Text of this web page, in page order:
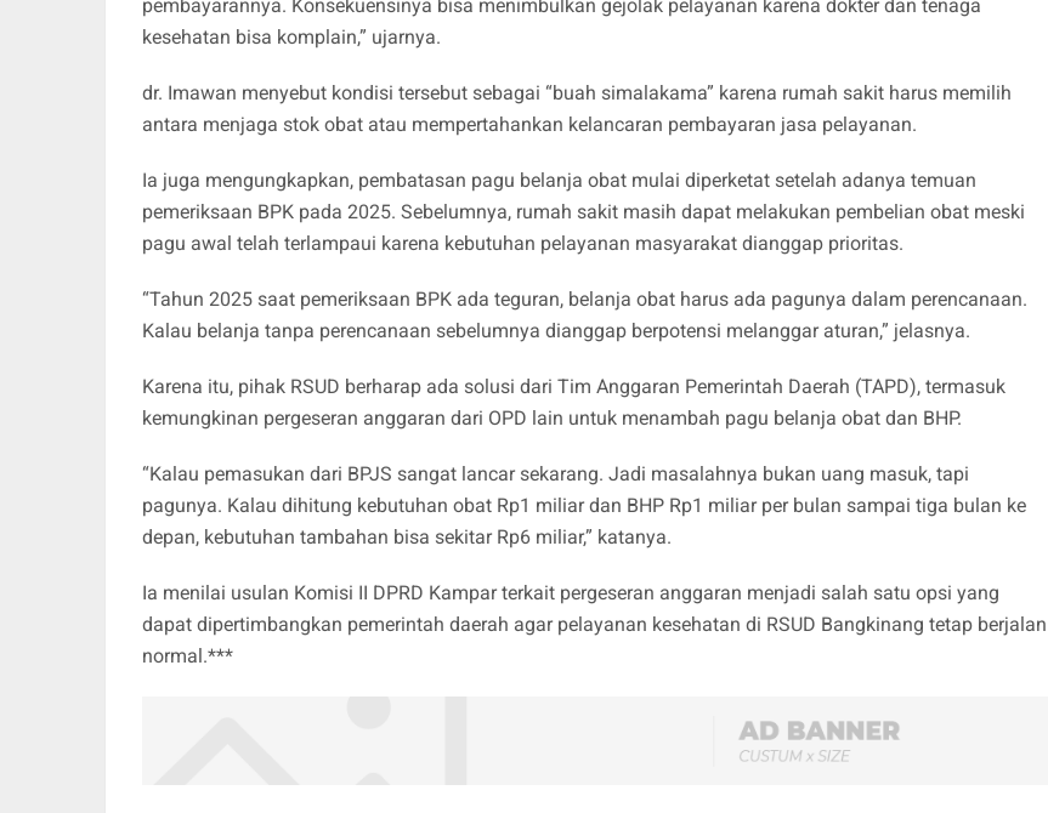
pembayarannya. Konsekuensinya bisa menimbulkan gejolak pelayanan karena dokter dan tenaga
kesehatan bisa komplain,” ujarnya.
dr. Imawan menyebut kondisi tersebut sebagai “buah simalakama” karena rumah sakit harus memilih
antara menjaga stok obat atau mempertahankan kelancaran pembayaran jasa pelayanan.
Ia juga mengungkapkan, pembatasan pagu belanja obat mulai diperketat setelah adanya temuan
pemeriksaan BPK pada 2025. Sebelumnya, rumah sakit masih dapat melakukan pembelian obat meski
pagu awal telah terlampaui karena kebutuhan pelayanan masyarakat dianggap prioritas.
“Tahun 2025 saat pemeriksaan BPK ada teguran, belanja obat harus ada pagunya dalam perencanaan.
Kalau belanja tanpa perencanaan sebelumnya dianggap berpotensi melanggar aturan,” jelasnya.
Karena itu, pihak RSUD berharap ada solusi dari Tim Anggaran Pemerintah Daerah (TAPD), termasuk
kemungkinan pergeseran anggaran dari OPD lain untuk menambah pagu belanja obat dan BHP.
“Kalau pemasukan dari BPJS sangat lancar sekarang. Jadi masalahnya bukan uang masuk, tapi
pagunya. Kalau dihitung kebutuhan obat Rp1 miliar dan BHP Rp1 miliar per bulan sampai tiga bulan ke
depan, kebutuhan tambahan bisa sekitar Rp6 miliar,” katanya.
Ia menilai usulan Komisi II DPRD Kampar terkait pergeseran anggaran menjadi salah satu opsi yang
dapat dipertimbangkan pemerintah daerah agar pelayanan kesehatan di RSUD Bangkinang tetap berjalan
normal.***